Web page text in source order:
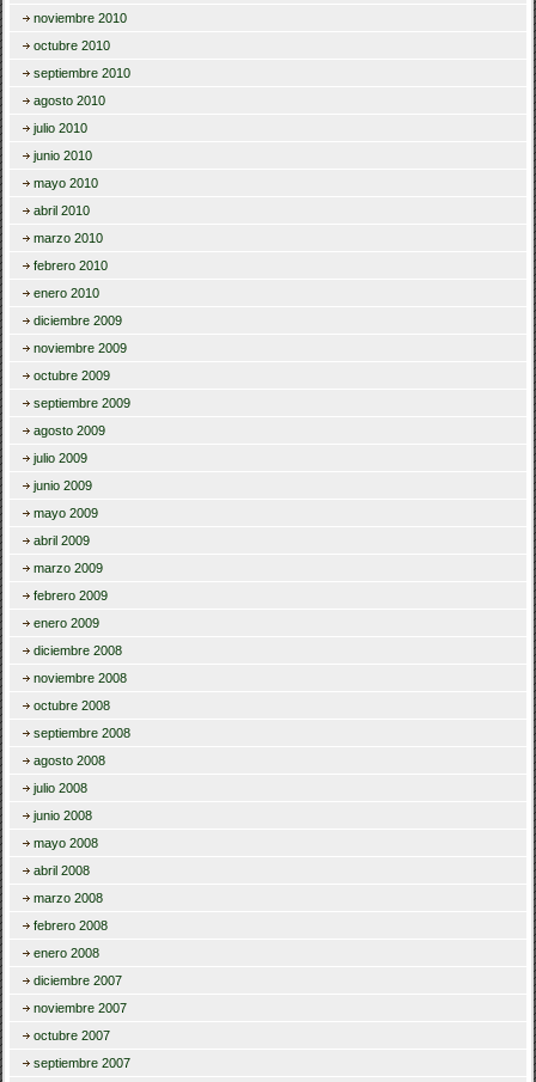
noviembre 2010
octubre 2010
septiembre 2010
agosto 2010
julio 2010
junio 2010
mayo 2010
abril 2010
marzo 2010
febrero 2010
enero 2010
diciembre 2009
noviembre 2009
octubre 2009
septiembre 2009
agosto 2009
julio 2009
junio 2009
mayo 2009
abril 2009
marzo 2009
febrero 2009
enero 2009
diciembre 2008
noviembre 2008
octubre 2008
septiembre 2008
agosto 2008
julio 2008
junio 2008
mayo 2008
abril 2008
marzo 2008
febrero 2008
enero 2008
diciembre 2007
noviembre 2007
octubre 2007
septiembre 2007